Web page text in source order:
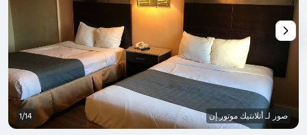
صور لـ أتلانتيك موتور إن 1/14